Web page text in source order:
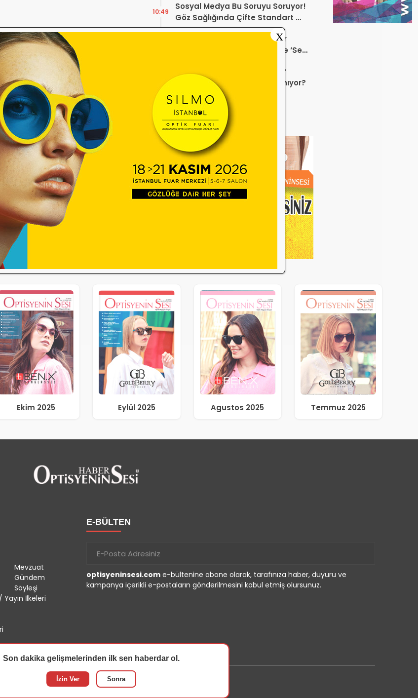
Sosyal Medya Bu Soruyu Soruyor!
Göz Sağlığında Çifte Standart mı
Var?
10:49
TİTCK Bu Kampanyalara Dur
Diyecek mi? Sağlık ürününde ‘Set
Optik sektörü neden durdu?
Temmuz ayında neler yaşanıyor?
ÜTS’de Miadı Dolan Gözlük
Çerçeveleri SGK İşlemlerini
Engelliyor!
09:54
Ekim 2025 Eylül 2025 Agustos 2025 Temmuz 2025
Mevzuat
Gündem
Söyleşi
İlkeleri
E-BÜLTEN
optisyeninsesi.com e-bültenine abone olarak, tarafınıza haber, duyuru ve
kampanya içerikli e-postaların gönderilmesini kabul etmiş olursunuz.
X
Son dakika gelişmelerinden ilk sen haberdar ol.
İzin Ver Sonra